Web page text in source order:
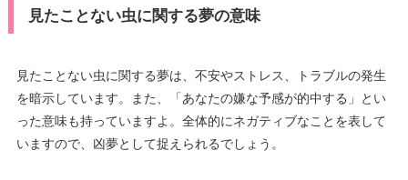
見たことない虫に関する夢の意味
見たことない虫に関する夢は、不安やストレス、トラブルの発生
を暗示しています。また、「あなたの嫌な予感が的中する」とい
った意味も持っていますよ。全体的にネガティブなことを表して
いますので、凶夢として捉えられるでしょう。